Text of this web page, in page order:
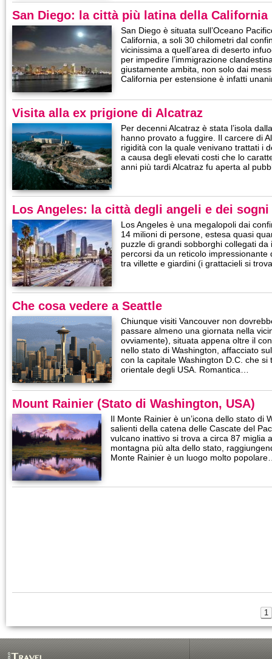
San Diego: la città più latina della California
San Diego è situata sull’Oceano
California, a soli 30 chilometri dal
vicinissima a quell’area di deserto
per impedire l’immigrazione
giustamente ambita, non solo dai
California per estensione è infatti
Visita alla ex prigione di Alcatraz
Per decenni Alcatraz è stata l’isola
hanno provato a fuggire. Il carcere di
rigidità con la quale venivano trattati i
a causa degli elevati costi che lo
anni più tardi Alcatraz fu aperta al
Los Angeles: la città degli angeli e dei sogni
Los Angeles è una megalopoli dai
14 milioni di persone, estesa quasi
puzzle di grandi sobborghi collegati
percorsi da un reticolo impressionante
tra villette e giardini (i grattacieli si
Che cosa vedere a Seattle
Chiunque visiti Vancouver non
passare almeno una giornata nella
ovviamente), situata appena oltre il
nello stato di Washington, affacciato
con la capitale Washington D.C. che si
orientale degli USA. Romantica…
Mount Rainier (Stato di Washington, USA)
Il Monte Rainier è un’icona dello stato di
salienti della catena delle Cascate del
vulcano inattivo si trova a circa 87 miglia
montagna più alta dello stato,
Monte Rainier è un luogo molto
1